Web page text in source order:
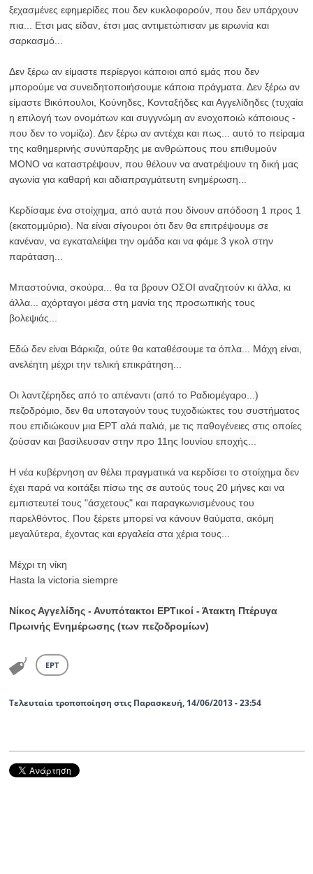
ξεχασμένες εφημερίδες που δεν κυκλοφορούν, που δεν υπάρχουν
πια... Ετσι μας είδαν, έτσι μας αντιμετώπισαν με ειρωνία και
σαρκασμό...
Δεν ξέρω αν είμαστε περίεργοι κάποιοι από εμάς που δεν
μπορούμε να συνειδητοποιήσουμε κάποια πράγματα. Δεν ξέρω αν
είμαστε Βικόπουλοι, Κούνηδες, Κονταξήδες και Αγγελίδηδες (τυχαία
η επιλογή των ονομάτων και συγγνώμη αν ενοχοποιώ κάποιους -
που δεν το νομίζω). Δεν ξέρω αν αντέχει και πως... αυτό το πείραμα
της καθημερινής συνύπαρξης με ανθρώπους που επιθυμούν
ΜΟΝΟ να καταστρέψουν, που θέλουν να ανατρέψουν τη δική μας
αγωνία για καθαρή και αδιαπραγμάτευτη ενημέρωση...
Κερδίσαμε ένα στοίχημα, από αυτά που δίνουν απόδοση 1 προς 1
(εκατομμύριο). Να είναι σίγουροι ότι δεν θα επιτρέψουμε σε
κανέναν, να εγκαταλείψει την ομάδα και να φάμε 3 γκολ στην
παράταση...
Μπαστούνια, σκούρα... θα τα βρουν ΟΣΟΙ αναζητούν κι άλλα, κι
άλλα... αχόρταγοι μέσα στη μανία της προσωπικής τους
βολεψιάς...
Εδώ δεν είναι Βάρκιζα, ούτε θα καταθέσουμε τα όπλα... Μάχη είναι,
ανελέητη μέχρι την τελική επικράτηση...
Οι λαντζέρηδες από το απέναντι (από το Ραδιομέγαρο...)
πεζοδρόμιο, δεν θα υποταγούν τους τυχοδιώκτες του συστήματος
που επιδιώκουν μια ΕΡΤ αλά παλιά, με τις παθογένειες στις οποίες
ζούσαν και βασίλευσαν στην προ 11ης Ιουνίου εποχής...
Η νέα κυβέρνηση αν θέλει πραγματικά να κερδίσει το στοίχημα δεν
έχει παρά να κοιτάξει πίσω της σε αυτούς τους 20 μήνες και να
εμπιστευτεί τους "άσχετους" και παραγκωνισμένους του
παρελθόντος. Που ξέρετε μπορεί να κάνουν θαύματα, ακόμη
μεγαλύτερα, έχοντας και εργαλεία στα χέρια τους...
Μέχρι τη νίκη
Hasta la victoria siempre
Νίκος Αγγελίδης - Ανυπότακτοι ΕΡΤικοί - Άτακτη Πτέρυγα
Πρωινής Ενημέρωσης (των πεζοδρομίων)
ΕΡΤ
Τελευταία τροποποίηση στις Παρασκευή, 14/06/2013 - 23:54